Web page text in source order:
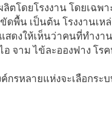
ตโดยโรงงาน โดยเฉพ
ดพื้น เป็นต้น โรงงานเ
สดงให้เห็นว่าคนที่ทำงา
อ จาม ไข้ละอองฟาง โร
กรหลายแห่งจะเลือกร